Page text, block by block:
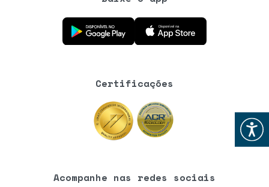
Abrir
Baixe o aplicativo na Google Play Store
Baixe o aplicativo na App Store
Certificações
Acompanhe nas redes sociais